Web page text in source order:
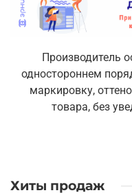
Производитель
одностороннем
маркировку,
товара, без
Хиты продаж